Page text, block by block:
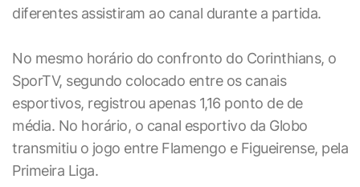
diferentes assistiram ao canal durante a partida.
No mesmo horário do confronto do Corinthians, o
SporTV, segundo colocado entre os canais
esportivos, registrou apenas 1,16 ponto de de
média. No horário, o canal esportivo da Globo
transmitiu o jogo entre Flamengo e Figueirense, pela
Primeira Liga.